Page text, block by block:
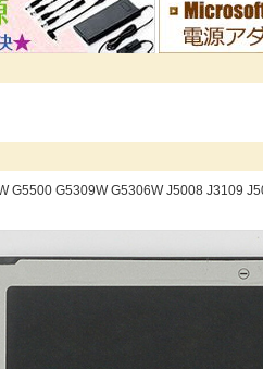
G5500 G5309W G5306W J5008 J3109